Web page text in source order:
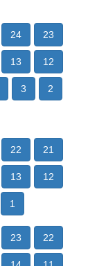
24 23
13 12
3 2
22 21
13 12
1
23 22